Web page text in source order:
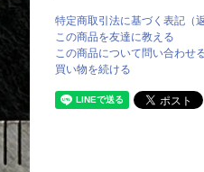
特定商取引法に基づく表記（返
この商品を友達に教える
この商品について問い合わせ
買い物を続ける